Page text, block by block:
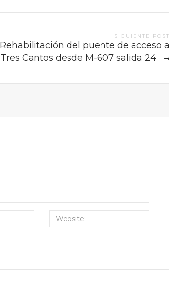
SIGUIENTE POST
Rehabilitación del puente de acceso a
Tres Cantos desde M-607 salida 24